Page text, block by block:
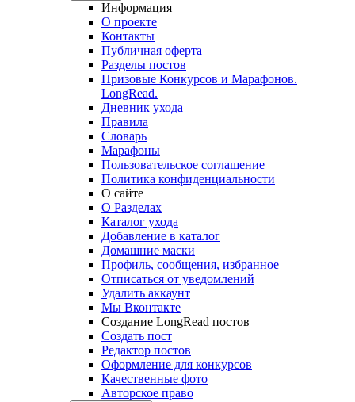
Информация
О проекте
Контакты
Публичная оферта
Разделы постов
Призовые Конкурсов и Марафонов.
LongRead.
Дневник ухода
Правила
Словарь
Марафоны
Пользовательское соглашение
Политика конфиденциальности
О сайте
О Разделах
Каталог ухода
Добавление в каталог
Домашние маски
Профиль, сообщения, избранное
Отписаться от уведомлений
Удалить аккаунт
Мы Вконтакте
Создание LongRead постов
Создать пост
Редактор постов
Оформление для конкурсов
Качественные фото
Авторское право